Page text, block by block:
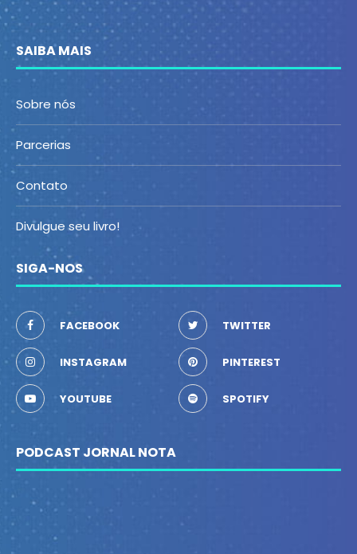
SAIBA MAIS
Sobre nós
Parcerias
Contato
Divulgue seu livro!
SIGA-NOS
FACEBOOK TWITTER
INSTAGRAM PINTEREST
YOUTUBE SPOTIFY
PODCAST JORNAL NOTA